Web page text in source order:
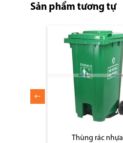
the
Sản phẩm tương tự
Thùng rác nhựa